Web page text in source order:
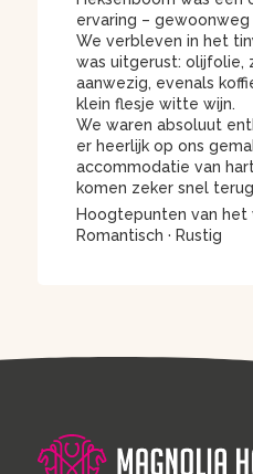
ervaring –
We verbleven in het
was uitgerust: olijfolie,
aanwezig, evenals
klein flesje witte wijn.
We waren absoluut
er heerlijk op ons
accommodatie van
komen zeker snel
Hoogtepunten van het
Romantisch · Rustig